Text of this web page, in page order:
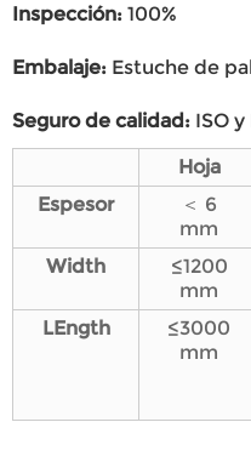
Inspección: 100%
Embalaje: Estuche de
Seguro de calidad: ISO y
Hoja
Espesor
＜ 6
mm
Width
≤1200
mm
LEngth
≤3000
mm